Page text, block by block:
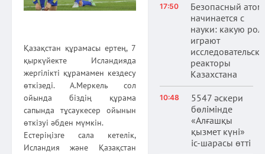
Қазақстан құрамасы ертең, 7
қыркүйекте Исландияда
жергілікті құрамамен кездесу
өткізеді. А.Меркель сол
ойында біздің құрама
сапында тұсаукесер ойынын
өткізуі әбден мүмкін.
Естеріңізге сала кетелік,
Исландия және Қазақстан
17:50
Безопасный атом
начинается с
науки: какую
играют
реакторы
Казахстана
10:48
5547 әскери
бөлімінде
«Алғашқы
қызмет күні»
іс-шарасы өтті